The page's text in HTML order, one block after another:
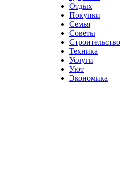
Отдых
Покупки
Семья
Советы
Строительство
Техника
Услуги
Уют
Экономика